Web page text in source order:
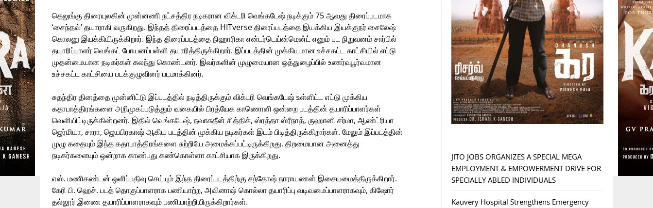
தெலுங்கு திரையுலகின் முன்னணி நட்சத்திர நடிகரான விக்டரி வெங்கடேஷ் நடிக்கும் 75 ஆவது திரைப்படமாக
‘சைந்தவ்’ தயாராகி வருகிறது. இந்தத் திரைப்படத்தை HITverse திரைப்படத்தை இயக்கிய இயக்குநர் சைலேஷ்
கொலனு இயக்கியிருக்கிறார். இந்த திரைப்படத்தை நிஹாரிகா என்டர்டெய்ன்மென்ட் எனும் பட நிறுவனம் சார்பில்
தயாரிப்பாளர் வெங்கட் போயனப்பள்ளி தயாரித்திருக்கிறார். இப்படத்தின் முக்கியமான உச்சகட்ட காட்சியில் எட்டு
முதன்மையான நடிகர்கள் கலந்து கொண்டனர். இவர்களின் முழுமையான ஒத்துழைப்பில் உணர்வுபூர்வமான
உச்சகட்ட காட்சியை படக்குழுவினர் படமாக்கினர்.
சுதந்திர தினத்தை முன்னிட்டு இப்படத்தில் நடித்திருக்கும் விக்டரி வெங்கடேஷ் உள்ளிட்ட எட்டு முக்கிய
கதாபாத்திரங்களை அறிமுகப்படுத்தும் வகையில் பிரத்யேக காணொளி ஒன்றை படத்தின் தயாரிப்பாளர்கள்
வெளியிட்டிருக்கின்றனர். இதில் வெங்கடேஷ், நவாசுதீன் சித்திக், ஸ்ரத்தா ஸ்ரீநாத், ருஹானி சர்மா, ஆண்ட்ரியா
ஜெர்மியா, சாரா, ஜெயபிரகாஷ் ஆகிய படத்தின் முக்கிய நடிகர்கள் இடம் பிடித்திருக்கிறார்கள். மேலும் இப்படத்தின்
முழு கதையும் இந்த கதாபாத்திரங்களை சுற்றியே அமைக்கப்பட்டிருக்கிறது. திறமையான அனைத்து
நடிகர்களையும் ஒன்றாக காண்பது கண்கொள்ளா காட்சியாக இருக்கிறது.
எஸ். மணிகண்டன் ஒளிப்பதிவு செய்யும் இந்த திரைப்படத்திற்கு சந்தோஷ் நாராயணன் இசையமைத்திருக்கிறார்.
கேரி பி. ஹெச். படத் தொகுப்பாளராக பணியாற்ற, அவினாஷ் கொல்லா தயாரிப்பு வடிவமைப்பாளராகவும், கிஷோர்
தல்லூர் இணை தயாரிப்பாளராகவும் பணியாற்றியிருக்கிறார்கள்.
JITO JOBS ORGANIZES A SPECIAL MEGA
EMPLOYMENT & EMPOWERMENT DRIVE FOR
SPECIALLY ABLED INDIVIDUALS
Kauvery Hospital Strengthens Emergency